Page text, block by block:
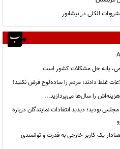
پایه حل مشکلات کشور است
غلط دادند؛ مردم را ساده‌لوح فرض نکنید!
بودید؛ دیدید انتقادات نمایندگان درباره
یک کاربر خارجی به قدرت و توانمندی